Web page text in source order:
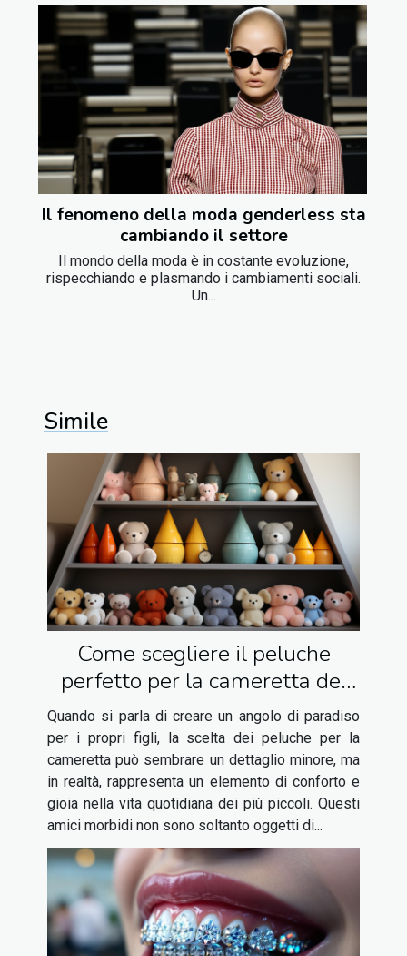
Il fenomeno della moda genderless sta
cambiando il settore
Il mondo della moda è in costante evoluzione,
rispecchiando e plasmando i cambiamenti sociali.
Un...
Simile
Come scegliere il peluche
perfetto per la cameretta dei
tuoi bambini: consigli e
suggerimenti
Quando si parla di creare un angolo di paradiso
per i propri figli, la scelta dei peluche per la
cameretta può sembrare un dettaglio minore, ma
in realtà, rappresenta un elemento di conforto e
gioia nella vita quotidiana dei più piccoli. Questi
amici morbidi non sono soltanto oggetti di...